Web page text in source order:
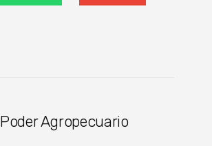
Poder Agropecuario